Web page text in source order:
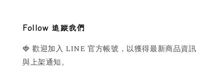
Follow 追蹤我們
🍓 歡迎加入 LINE 官方帳號，以獲得最新商品資訊
與上架通知。